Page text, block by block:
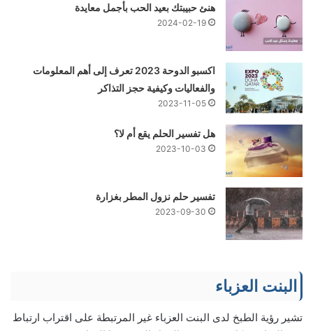
هنئ حبيبتك بعيد الحب بأجمل معايدة
2024-02-19
اكسبو الدوحة 2023 تعرف إلى أهم المعلومات
والفعاليات وكيفية حجز التذاكر
2023-11-05
هل تفسير الحلم يقع أم لا؟
2023-10-03
تفسير حلم نزول المطر بغزارة
2023-09-30
البنت العزباء
تشير رؤية الطبخ لدى البنت العزباء غير المرتبطة على اقتراب ارتباط